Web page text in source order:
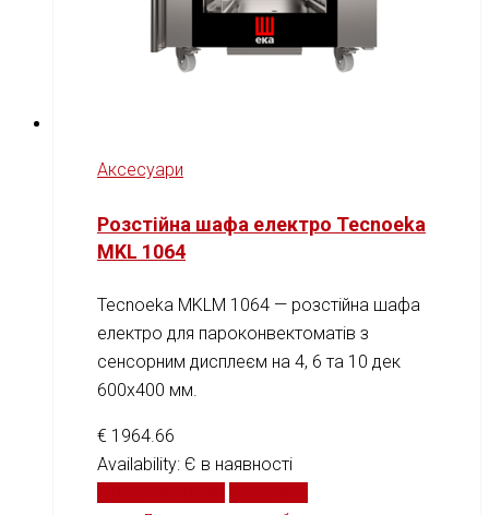
Аксесуари
Розстійна шафа електро Tecnoeka
MKL 1064
Tecnoeka MKLM 1064 — розстійна шафа
електро для пароконвектоматів з
сенсорним дисплеєм на 4, 6 та 10 дек
600x400 мм.
€ 1964.66
Availability: Є в наявності